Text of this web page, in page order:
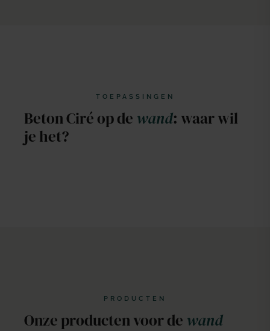
TOEPASSINGEN
Beton Ciré op de wand: waar wil
je het?
Woonkamerwand
Statement-muur in stoere look.
PRODUCTEN
Onze producten voor de wand